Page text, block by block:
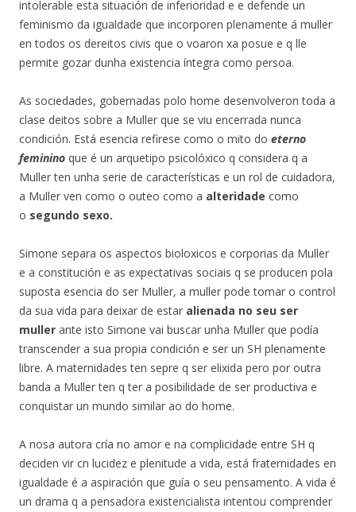
intolerable esta situación de inferioridad e e defende un
feminismo da igualdade que incorporen plenamente á muller
en todos os dereitos civis que o voaron xa posue e q lle
permite gozar dunha existencia íntegra como persoa.
As sociedades, gobernadas polo home desenvolveron toda a
clase deitos sobre a Muller que se viu encerrada nunca
condición. Está esencia refirese como o mito do eterno
feminino que é un arquetipo psicolóxico q considera q a
Muller ten unha serie de características e un rol de cuidadora,
a Muller ven como o outeo como a alteridade como
o segundo sexo.
Simone separa os aspectos bioloxicos e corporias da Muller
e a constitución e as expectativas sociais q se producen pola
suposta esencia do ser Muller, a muller pode tomar o control
da sua vida para deixar de estar alienada no seu ser
muller ante isto Simone vai buscar unha Muller que podía
transcender a sua propia condición e ser un SH plenamente
libre. A maternidades ten sepre q ser elixida pero por outra
banda a Muller ten q ter a posibilidade de ser productiva e
conquistar un mundo similar ao do home.
A nosa autora cría no amor e na complicidade entre SH q
deciden vir cn lucidez e plenitude a vida, está fraternidades en
igualdade é a aspiración que guía o seu pensamento. A vida é
un drama q a pensadora existencialista intentou comprender